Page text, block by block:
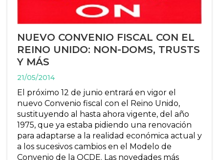
NUEVO CONVENIO FISCAL CON EL
REINO UNIDO: NON-DOMS, TRUSTS
Y MÁS
21/05/2014
El próximo 12 de junio entrará en vigor el
nuevo Convenio fiscal con el Reino Unido,
sustituyendo al hasta ahora vigente, del año
1975, que ya estaba pidiendo una renovación
para adaptarse a la realidad económica actual y
a los sucesivos cambios en el Modelo de
Convenio de la OCDE. Las novedades más